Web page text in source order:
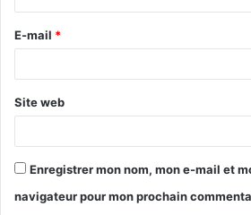
E-mail *
Site web
Enregistrer mon nom, mon e-mail et
navigateur pour mon prochain